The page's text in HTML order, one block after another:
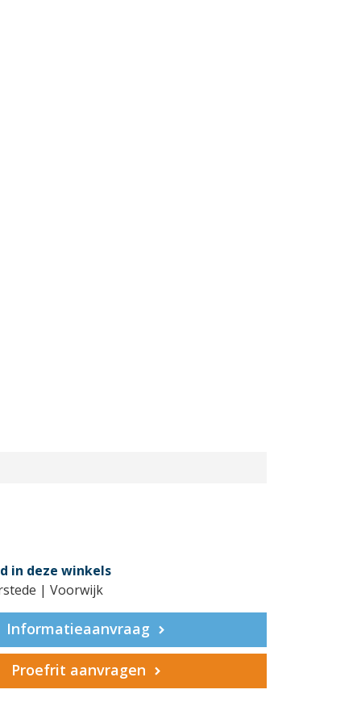
in deze winkels
| Voorwijk
Informatieaanvraag
Proefrit aanvragen